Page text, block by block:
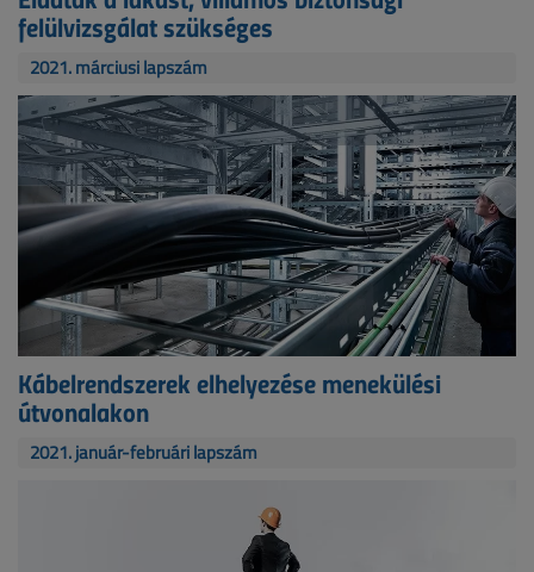
felülvizsgálat szükséges
2021. márciusi lapszám
Kábelrendszerek elhelyezése menekülési
útvonalakon
2021. január-februári lapszám